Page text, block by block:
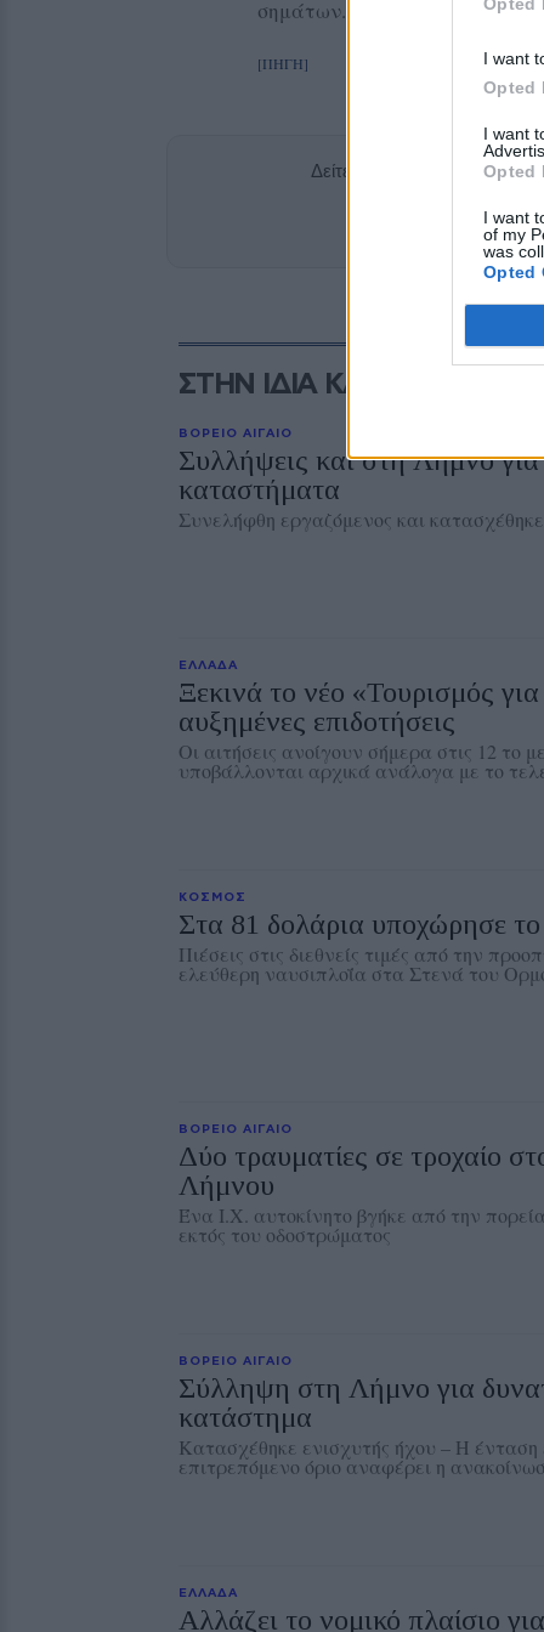
I want
Opted
I want
Opted
I want
of my
was
Opted
σημάτων.
[ΠΗΓΗ]
Δείτε περισσότερα άρθρα
Add
ΣΤΗΝ ΙΔΙΑ ΚΑΤΗΓΟΡΙΑ
ΒΟΡΕΙΟ ΑΙΓΑΙΟ
Συλλήψεις και στη Λήμνο
καταστήματα
Συνελήφθη εργαζόμενος και
ΕΛΛΑΔΑ
Ξεκινά το νέο «Τουρισμός
αυξημένες επιδοτήσεις
Οι αιτήσεις ανοίγουν σήμερα στις 12 το
υποβάλλονται αρχικά ανάλογα με το
ΚΟΣΜΟΣ
Στα 81 δολάρια υποχώρησε το
Πιέσεις στις διεθνείς τιμές από την
ελεύθερη ναυσιπλοΐα στα Στενά του
ΒΟΡΕΙΟ ΑΙΓΑΙΟ
Δύο τραυματίες σε τροχαίο
Λήμνου
Ένα Ι.Χ. αυτοκίνητο βγήκε από την
εκτός του οδοστρώματος
ΒΟΡΕΙΟ ΑΙΓΑΙΟ
Σύλληψη στη Λήμνο για
κατάστημα
Κατασχέθηκε ενισχυτής ήχου – Η
επιτρεπόμενο όριο αναφέρει η
ΕΛΛΑΔΑ
Αλλάζει το νομικό πλαίσιο